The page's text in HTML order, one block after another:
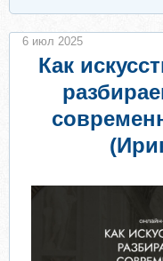
Как
6 июл 2025